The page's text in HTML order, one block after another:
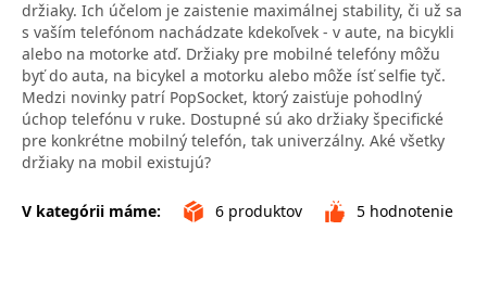
držiaky. Ich účelom je zaistenie maximálnej stability, či už sa
s vaším telefónom nachádzate kdekoľvek - v aute, na bicykli
alebo na motorke atď. Držiaky pre mobilné telefóny môžu
byť do auta, na bicykel a motorku alebo môže ísť selfie tyč.
Medzi novinky patrí PopSocket, ktorý zaisťuje pohodlný
úchop telefónu v ruke. Dostupné sú ako držiaky špecifické
pre konkrétne mobilný telefón, tak univerzálny. Aké všetky
držiaky na mobil existujú?
V kategórii máme: 6 produktov 5 hodnotenie